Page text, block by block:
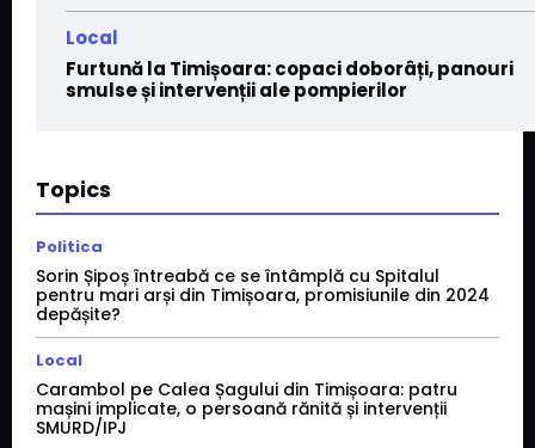
Local
Furtună la Timișoara: copaci doborâți, panouri
smulse și intervenții ale pompierilor
Topics
Politica
Sorin Șipoș întreabă ce se întâmplă cu Spitalul
pentru mari arși din Timișoara, promisiunile din 2024
depășite?
Local
Carambol pe Calea Șagului din Timișoara: patru
mașini implicate, o persoană rănită și intervenții
SMURD/IPJ